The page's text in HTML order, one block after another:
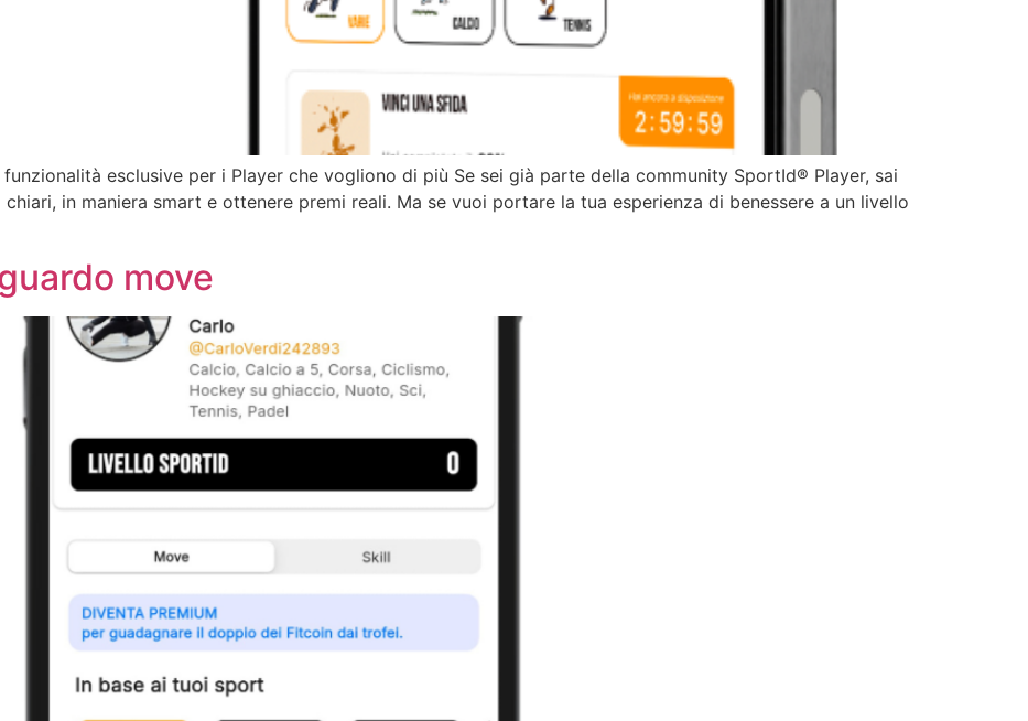
esclusive per i Player che vogliono di più Se sei già parte della community SportId® Player, sai
in maniera smart e ottenere premi reali. Ma se vuoi portare la tua esperienza di benessere a un livello
move